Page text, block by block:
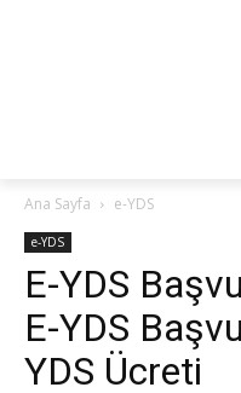
Ana Sayfa e-YDS
e-YDS
E-YDS
E-YDS
YDS Ücreti